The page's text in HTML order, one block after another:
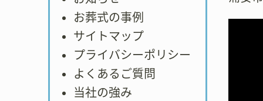
お葬式の事例
サイトマップ
プライバシーポリシー
よくあるご質問
当社の強み